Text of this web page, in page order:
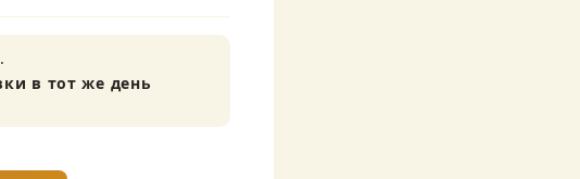
в тот же день